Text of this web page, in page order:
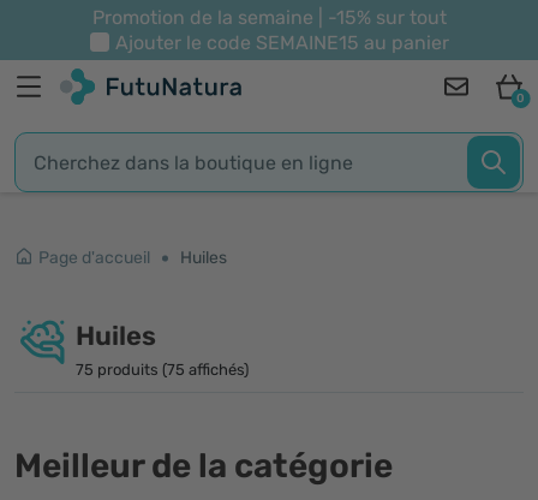
Promotion de la semaine | -15% sur tout
Ajouter le code SEMAINE15 au panier
0
Page d'accueil Huiles
Huiles
75 produits (75 affichés)
Meilleur de la catégorie